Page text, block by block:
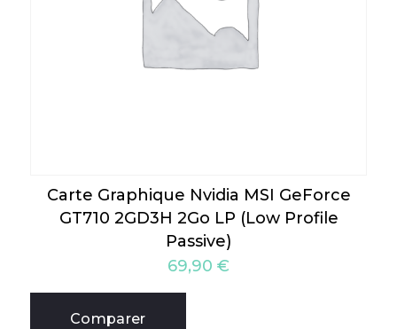
Carte Graphique Nvidia MSI GeForce
GT710 2GD3H 2Go LP (Low Profile
Passive)
69,90 €
Comparer